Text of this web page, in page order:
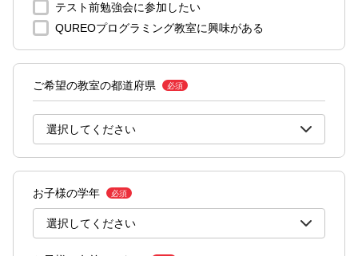
テスト前勉強会に参加したい
QUREOプログラミング教室に興味がある
ご希望の教室の都道府県 必須
お子様の学年 必須